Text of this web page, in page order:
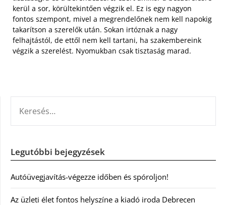
kerül a sor, körültekintően végzik el. Ez is egy nagyon
fontos szempont, mivel a megrendelőnek nem kell napokig
takarítson a szerelők után. Sokan irtóznak a nagy
felhajtástól, de ettől nem kell tartani, ha szakembereink
végzik a szerelést. Nyomukban csak tisztaság marad.
Legutóbbi bejegyzések
Autóüvegjavítás-végezze időben és spóroljon!
Az üzleti élet fontos helyszíne a kiadó iroda Debrecen